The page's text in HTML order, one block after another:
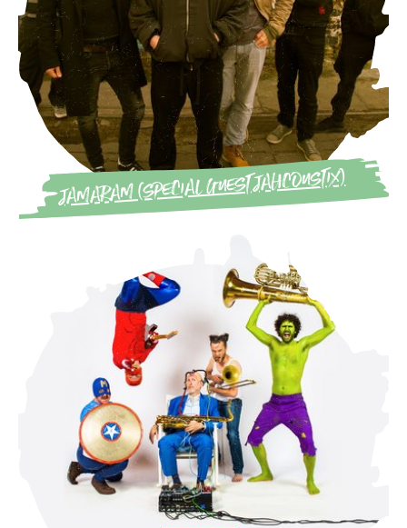
JAMARAM (SPECIAL GUEST JAHCOUSTIX)